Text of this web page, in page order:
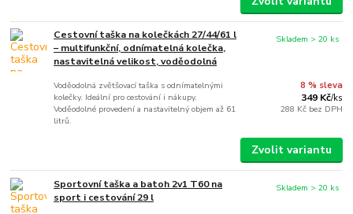
Cestovní taška na kolečkách 27/44/61 l
– multifunkční, odnímatelná kolečka,
nastavitelná velikost, voděodolná
Voděodolná zvětšovací taška s odnímatelnými
kolečky. Ideální pro cestování i nákupy.
Voděodolné provedení a nastavitelný objem až 61
litrů.
8 % sleva
349 Kč/ks
288 Kč bez DPH
Skladem > 20 ks
Zvolit variantu
Sportovní taška a batoh 2v1 T60 na
sport i cestování 29 l
Skladem > 20 ks